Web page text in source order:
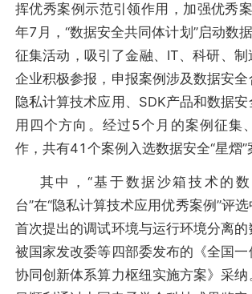
挥优秀案例示范引领作用，加强优秀
年7月，“数据安全共同体计划”启动数
征集活动，吸引了金融、IT、科研、
企业积极参报，申报案例涉及数据安全
隐私计算技术应用、SDK产品和数据
用四个方向。经过5个月的案例征集
作，共有41个案例入选数据安全“星熠”
其中，“基于数据沙箱技术的数
台”在“隐私计算技术应用优秀案例”评
首次提出的调试环境与运行环境分离的
被国家发改委等四部委发布的《全国
协同创新体系算力枢纽实施方案》采